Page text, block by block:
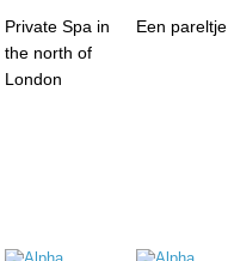
Private Spa in
the north of
London
Een pareltje